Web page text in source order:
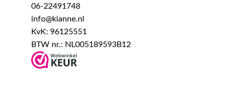
06-22491748
info@kianne.nl
KvK: 96125551
BTW nr.: NL005189593B12